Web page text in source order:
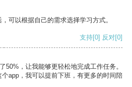
可以根据自己的需求选择学习方式。
支持[0] 反对[0]
50%，让我能够更轻松地完成工作任务。
app，我可以提前下班，有更多的时间陪